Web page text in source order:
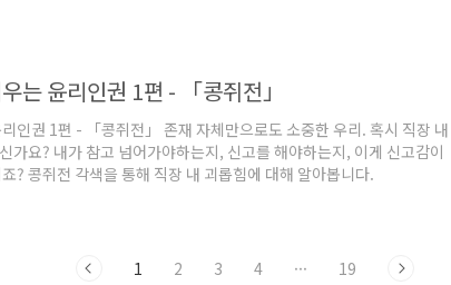
는 윤리인권 1편 - 「콩쥐전」
인권 1편 - 「콩쥐전」 존재 자체만으로도 소중한 우리. 혹시 직장 내
가요? 내가 참고 넘어가야하는지, 신고를 해야하는지, 이게 신고감이
? 콩쥐전 각색을 통해 직장 내 괴롭힘에 대해 알아봅니다.
1 2 3 4 ··· 19